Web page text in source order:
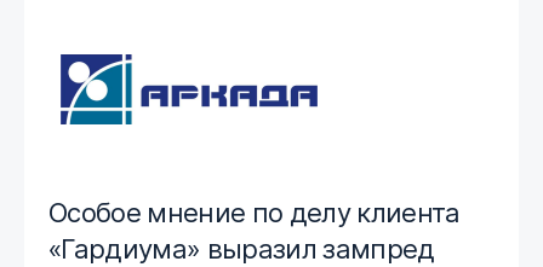
Особое мнение по делу клиента
«Гардиума» выразил зампред